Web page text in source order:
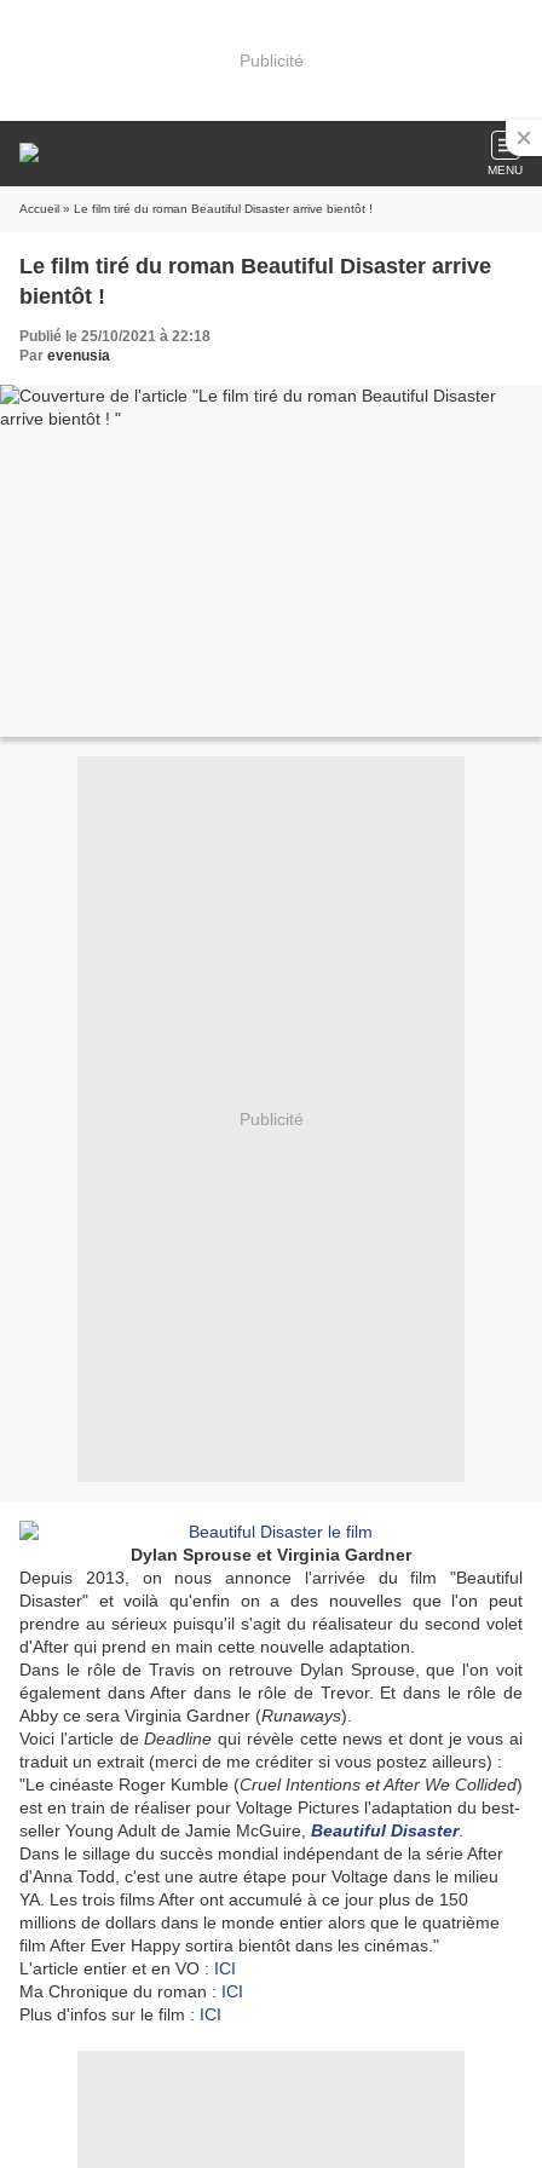
Publicité
MENU
Accueil » Le film tiré du roman Beautiful Disaster arrive bientôt !
Le film tiré du roman Beautiful Disaster arrive
bientôt !
Publié le 25/10/2021 à 22:18
Par evenusia
Publicité
Dylan Sprouse et Virginia Gardner
Depuis 2013, on nous annonce l'arrivée du film "Beautiful
Disaster" et voilà qu'enfin on a des nouvelles que l'on peut
prendre au sérieux puisqu'il s'agit du réalisateur du second volet
d'After qui prend en main cette nouvelle adaptation.
Dans le rôle de Travis on retrouve Dylan Sprouse, que l'on voit
également dans After dans le rôle de Trevor. Et dans le rôle de
Abby ce sera Virginia Gardner (Runaways).
Voici l'article deDeadline qui révèle cette news et dont je vous ai
traduit un extrait (merci de me créditer si vous postez ailleurs) :
"Le cinéaste Roger Kumble (Cruel Intentions et After We Collided)
est en train de réaliser pour Voltage Pictures l'adaptation du best-
seller Young Adult de Jamie McGuire, Beautiful Disaster.
Dans le sillage du succès mondial indépendant de la série After
d'Anna Todd, c'est une autre étape pour Voltage dans le milieu
YA. Les trois films After ont accumulé à ce jour plus de 150
millions de dollars dans le monde entier alors que le quatrième
film After Ever Happy sortira bientôt dans les cinémas."
L'article entier et en VO : ICI
Ma Chronique du roman : ICI
Plus d'infos sur le film : ICI